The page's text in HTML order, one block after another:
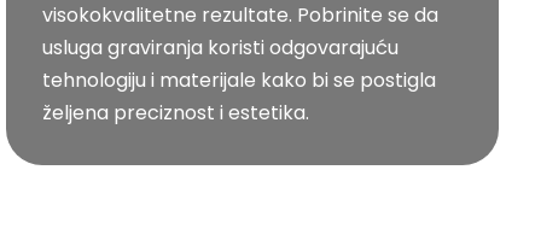
visokokvalitetne rezultate. Pobrinite se da
usluga graviranja koristi odgovarajuću
tehnologiju i materijale kako bi se postigla
željena preciznost i estetika.